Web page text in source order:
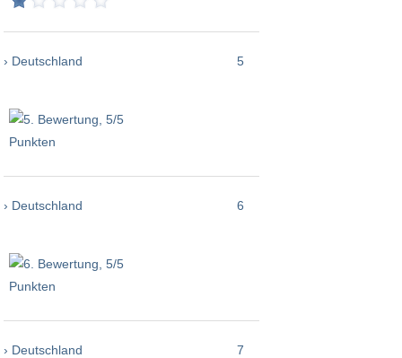
› Deutschland 5
› Deutschland 6
› Deutschland 7